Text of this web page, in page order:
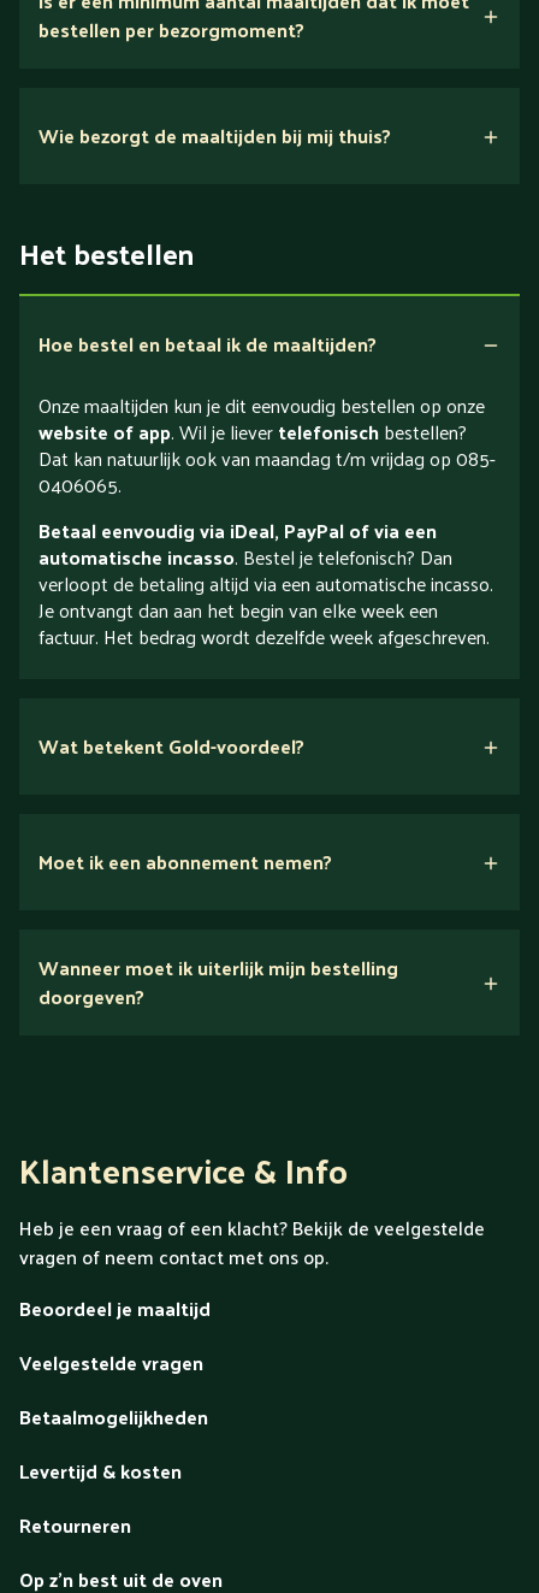
bestellen per bezorgmoment?
Wie bezorgt de maaltijden bij mij thuis?
Het bestellen
Hoe bestel en betaal ik de maaltijden?
Onze maaltijden kun je dit eenvoudig bestellen op onze
website of app. Wil je lievertelefonischbestellen?
Dat kan natuurlijk ook van maandag t/m vrijdag op 085-
0406065.
Betaal eenvoudig via iDeal, PayPal of via een
automatische incasso. Bestel je telefonisch? Dan
verloopt de betaling altijd via een automatische incasso.
Je ontvangt dan aan het begin van elke week een
factuur. Het bedrag wordt dezelfde week afgeschreven.
Wat betekent Gold-voordeel?
Ontdek alles over Gold
Moet ik een abonnement nemen?
Wanneer moet ik uiterlijk mijn bestelling
doorgeven?
Klantenservice & Info
Heb je een vraag of een klacht? Bekijk de veelgestelde
vragen of neem contact met ons op.
Beoordeel je maaltijd
Veelgestelde vragen
Betaalmogelijkheden
Levertijd & kosten
Retourneren
Op z'n best uit de oven